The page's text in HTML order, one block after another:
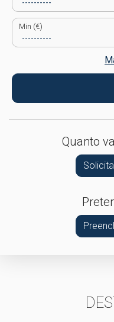
Min (€)
Quanto